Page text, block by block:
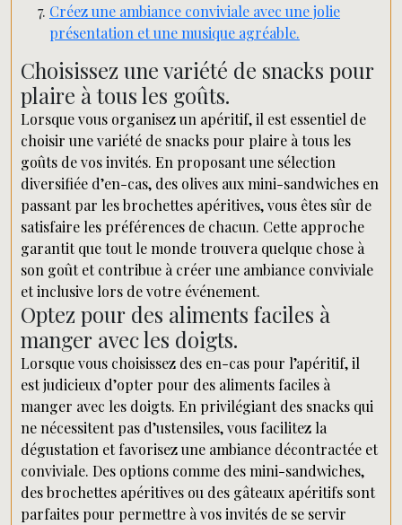
Créez une ambiance conviviale avec une jolie
présentation et une musique agréable.
Choisissez une variété de snacks pour
plaire à tous les goûts.
Lorsque vous organisez un apéritif, il est essentiel de
choisir une variété de snacks pour plaire à tous les
goûts de vos invités. En proposant une sélection
diversifiée d’en-cas, des olives aux mini-sandwiches en
passant par les brochettes apéritives, vous êtes sûr de
satisfaire les préférences de chacun. Cette approche
garantit que tout le monde trouvera quelque chose à
son goût et contribue à créer une ambiance conviviale
et inclusive lors de votre événement.
Optez pour des aliments faciles à
manger avec les doigts.
Lorsque vous choisissez des en-cas pour l’apéritif, il
est judicieux d’opter pour des aliments faciles à
manger avec les doigts. En privilégiant des snacks qui
ne nécessitent pas d’ustensiles, vous facilitez la
dégustation et favorisez une ambiance décontractée et
conviviale. Des options comme des mini-sandwiches,
des brochettes apéritives ou des gâteaux apéritifs sont
parfaites pour permettre à vos invités de se servir